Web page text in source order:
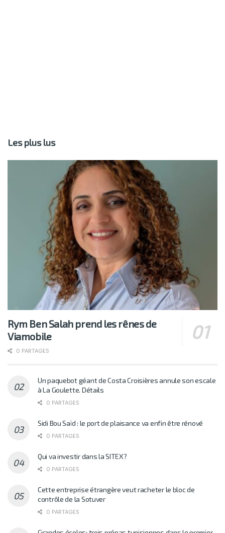
Les plus lus
Rym Ben Salah prend les rênes de
Viamobile
0 PARTAGES
Un paquebot géant de Costa Croisières annule son escale
à La Goulette. Détails
0 PARTAGES
Sidi Bou Saïd : le port de plaisance va enfin être rénové
0 PARTAGES
Qui va investir dans la SITEX?
0 PARTAGES
Cette entreprise étrangère veut racheter le bloc de
contrôle de la Sotuver
0 PARTAGES